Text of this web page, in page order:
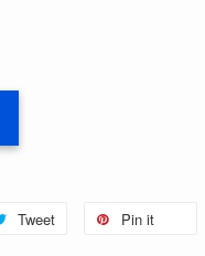
Tweet Pin it